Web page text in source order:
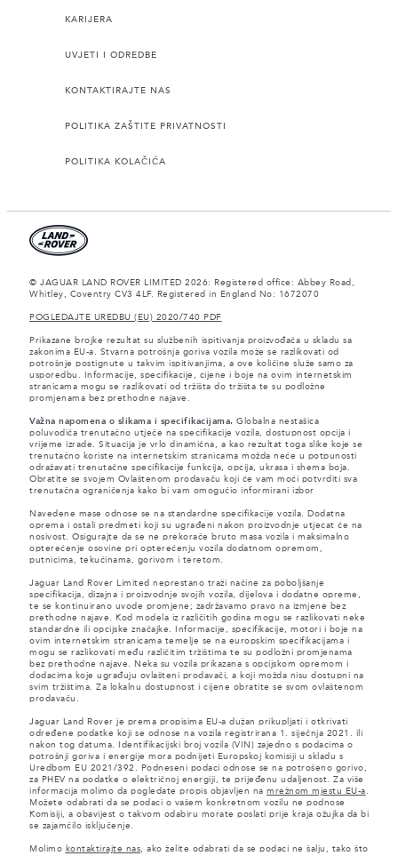
KARIJERA
UVJETI I ODREDBE
KONTAKTIRAJTE NAS
POLITIKA ZAŠTITE PRIVATNOSTI
POLITIKA KOLAČIĆA
© JAGUAR LAND ROVER LIMITED 2026: Registered office: Abbey Road,
Whitley, Coventry CV3 4LF. Registered in England No: 1672070
POGLEDAJTE UREDBU (EU) 2020/740 PDF
Prikazane brojke rezultat su službenih ispitivanja proizvođača u skladu sa
zakonima EU-a. Stvarna potrošnja goriva vozila može se razlikovati od
potrošnje postignute u takvim ispitivanjima, a ove količine služe samo za
usporedbu. Informacije, specifikacije, cijene i boje na ovim internetskim
stranicama mogu se razlikovati od tržišta do tržišta te su podložne
promjenama bez prethodne najave.
Važna napomena o slikama i specifikacijama. Globalna nestašica
poluvodiča trenutačno utječe na specifikacije vozila, dostupnost opcija i
vrijeme izrade. Situacija je vrlo dinamična, a kao rezultat toga slike koje se
trenutačno koriste na internetskim stranicama možda neće u potpunosti
odražavati trenutačne specifikacije funkcija, opcija, ukrasa i shema boja.
Obratite se svojem Ovlaštenom prodavaču koji će vam moći potvrditi sva
trenutačna ograničenja kako bi vam omogućio informirani izbor
Navedene mase odnose se na standardne specifikacije vozila. Dodatna
oprema i ostali predmeti koji su ugrađeni nakon proizvodnje utjecat će na
nosivost. Osigurajte da se ne prekorače bruto masa vozila i maksimalno
opterećenje osovine pri opterećenju vozila dodatnom opremom,
putnicima, tekućinama, gorivom i teretom.
Jaguar Land Rover Limited neprestano traži načine za poboljšanje
specifikacija, dizajna i proizvodnje svojih vozila, dijelova i dodatne opreme,
te se kontinuirano uvode promjene; zadržavamo pravo na izmjene bez
prethodne najave. Kod modela iz različitih godina mogu se razlikovati neke
standardne ili opcijske značajke. Informacije, specifikacije, motori i boje na
ovim internetskim stranicama temelje se na europskim specifikacijama i
mogu se razlikovati među različitim tržištima te su podložni promjenama
bez prethodne najave. Neka su vozila prikazana s opcijskom opremom i
dodacima koje ugrađuju ovlašteni prodavači, a koji možda nisu dostupni na
svim tržištima. Za lokalnu dostupnost i cijene obratite se svom ovlaštenom
prodavaču.
Jaguar Land Rover je prema propisima EU-a dužan prikupljati i otkrivati
određene podatke koji se odnose na vozila registrirana 1. siječnja 2021. ili
nakon tog datuma. Identifikacijski broj vozila (VIN) zajedno s podacima o
potrošnji goriva i energije mora podnijeti Europskoj komisiji u skladu s
Uredbom EU 2021/392. Podneseni podaci odnose se na potrošeno gorivo,
za PHEV na podatke o električnoj energiji, te prijeđenu udaljenost. Za više
informacija molimo da pogledate propis objavljen na mrežnom mjestu EU-a .
Možete odabrati da se podaci o vašem konkretnom vozilu ne podnose
Komisiji, a obavijest o takvom odabiru morate poslati prije kraja ožujka da bi
se zajamčilo isključenje.
Molimo kontaktirajte nas, ako želite odabrati da se podaci ne šalju, tako što